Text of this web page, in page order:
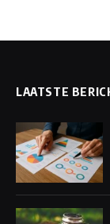
LAATSTE